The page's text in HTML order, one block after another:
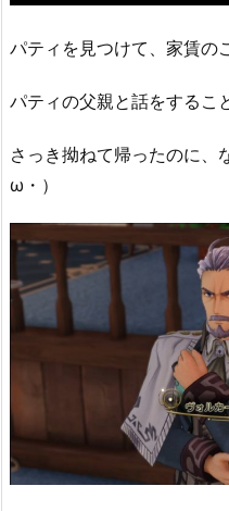
パティを見つけて、家賃の
パティの父親と話をするこ
さっき拗ねて帰ったのに、
ω・）